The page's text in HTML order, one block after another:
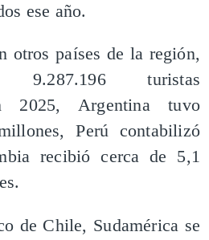
ese año.
otros países de la región,
turistas
2025, Argentina tuvo
Perú contabilizó
recibió cerca de 5,1
de Chile, Sudamérica se